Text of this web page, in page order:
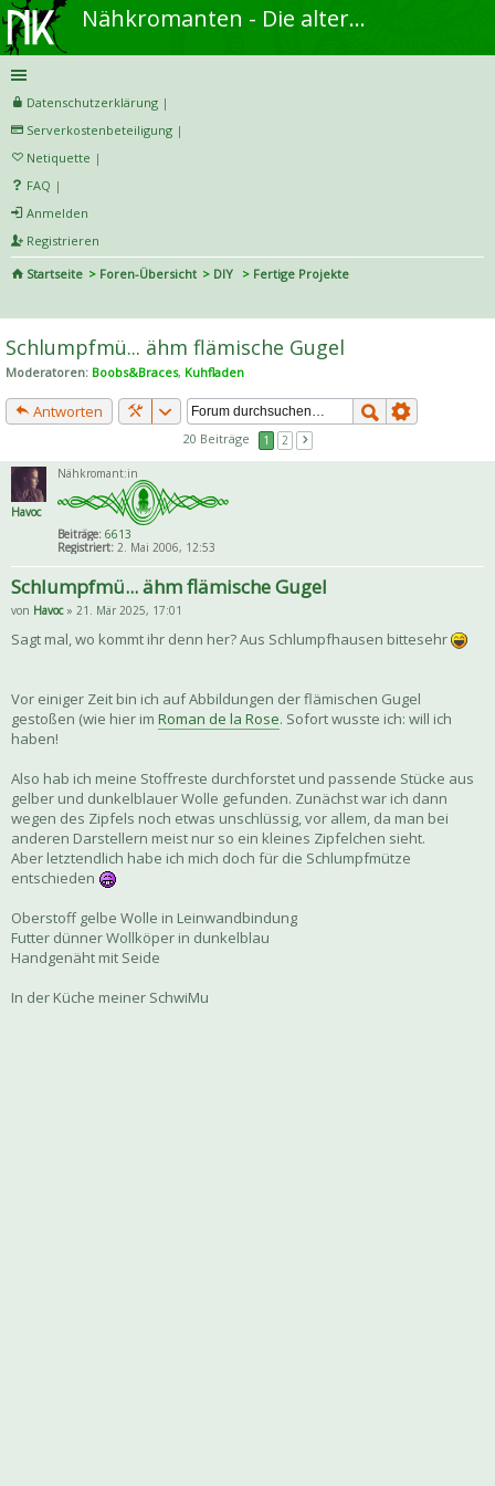
Nähkromanten - Die alternative Näh- und DIY-Community
Datenschutzerklärung |
Serverkostenbeteiligung |
Netiquette |
FAQ |
Anmelden
Registrieren
Startseite
Foren-Übersicht DIY
Fertige Projekte
he
Schlumpfmü... ähm flämische Gugel
Moderatoren: Boobs&Braces, Kuhfladen
Antworten
20 Beiträge 1 2
Havoc
Nähkromant:in
Beiträge: 6613
Registriert: 2. Mai 2006, 12:53
Schlumpfmü... ähm flämische Gugel
von Havoc» 21. Mär 2025, 17:01
Sagt mal, wo kommt ihr denn her? Aus Schlumpfhausen bittesehr
Vor einiger Zeit bin ich auf Abbildungen der flämischen Gugel
gestoßen (wie hier im Roman de la Rose. Sofort wusste ich: will ich
haben!
Also hab ich meine Stoffreste durchforstet und passende Stücke aus
gelber und dunkelblauer Wolle gefunden. Zunächst war ich dann
wegen des Zipfels noch etwas unschlüssig, vor allem, da man bei
anderen Darstellern meist nur so ein kleines Zipfelchen sieht.
Aber letztendlich habe ich mich doch für die Schlumpfmütze
entschieden
Oberstoff gelbe Wolle in Leinwandbindung
Futter dünner Wollköper in dunkelblau
Handgenäht mit Seide
In der Küche meiner SchwiMu